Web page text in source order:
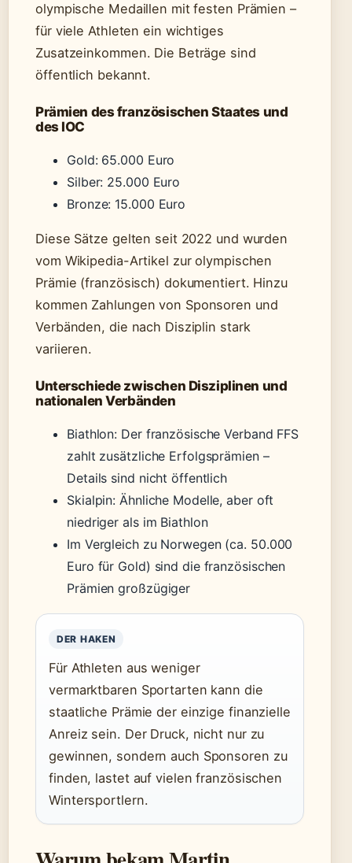
olympische Medaillen mit festen Prämien –
für viele Athleten ein wichtiges
Zusatzeinkommen. Die Beträge sind
öffentlich bekannt.
Prämien des französischen Staates und
des IOC
Gold: 65.000 Euro
Silber: 25.000 Euro
Bronze: 15.000 Euro
Diese Sätze gelten seit 2022 und wurden
vom Wikipedia-Artikel zur olympischen
Prämie (französisch) dokumentiert. Hinzu
kommen Zahlungen von Sponsoren und
Verbänden, die nach Disziplin stark
variieren.
Unterschiede zwischen Disziplinen und
nationalen Verbänden
Biathlon: Der französische Verband FFS
zahlt zusätzliche Erfolgsprämien –
Details sind nicht öffentlich
Skialpin: Ähnliche Modelle, aber oft
niedriger als im Biathlon
Im Vergleich zu Norwegen (ca. 50.000
Euro für Gold) sind die französischen
Prämien großzügiger
DER HAKEN
Für Athleten aus weniger
vermarktbaren Sportarten kann die
staatliche Prämie der einzige finanzielle
Anreiz sein. Der Druck, nicht nur zu
gewinnen, sondern auch Sponsoren zu
finden, lastet auf vielen französischen
Wintersportlern.